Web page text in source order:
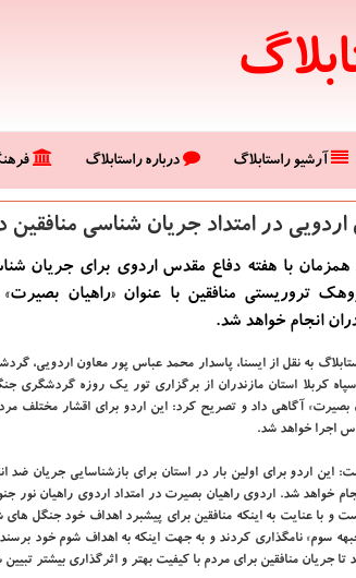
آرشیو راستابلاگ درباره راستابلاگ
در امتداد جریان شناسی منافقین
همزمان با هفته دفاع مقدس اردوی برای جریان
تروریستی منافقین با عنوان «راهیان
انجام خواهد شد.
به نقل از ایسنا، پاسدار محمد عباس پور معاون اردویی،
سپاه كربلا استان مازندران از برگزاری تور یك روزه گردشگری
بصیرت» آگاهی داد و تصریح كرد: این اردو برای اقشار مختلف
اجرا خواهد شد.
این اردو برای اولین بار در استان برای بازشناسایی جریان ضد
دهه ۶۰ انجام خواهد شد. اردوی راهیان بصیرت در امتداد اردوی راهیان نور
و با عنایت به اینكه منافقین برای پیشبرد اهداف خود جنگل های
سوم» نامگذاری كردند و به جهت اینكه به اهداف شوم خود
جریان منافقین برای مردم با كیفیت بهتر و اثرگذاری بیشتر تبیین